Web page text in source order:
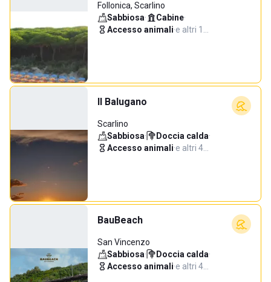
Follonica, Scarlino
Sabbiosa· Cabine·
Accesso animali·e altri 1…
Il Balugano
Scarlino
Sabbiosa· Doccia calda·
Accesso animali·e altri 4…
BauBeach
San Vincenzo
Sabbiosa· Doccia calda·
Accesso animali·e altri 4…